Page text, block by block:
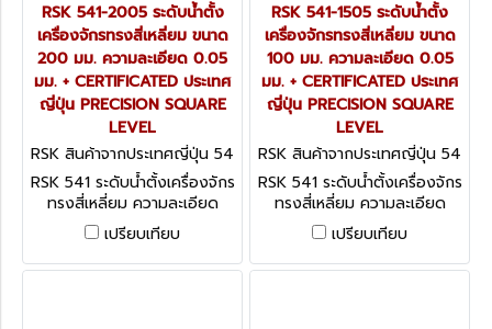
RSK 541-2005 ระดับน้ำตั้ง
เครื่องจักรทรงสี่เหลี่ยม ขนาด
200 มม. ความละเอียด 0.05
มม. + CERTIFICATED ประเทศ
ญี่ปุ่น PRECISION SQUARE
LEVEL
RSK สินค้าจากประเทศญี่ปุ่น 54
1-2005
RSK 541 ระดับน้ำตั้งเครื่องจักร
ทรงสี่เหลี่ยม ความละเอียด
0.05 มม. + CERTIFICATED
ประเทศญี่ปุ่น PRECISION
SQUARE LEVEL
เปรียบเทียบ
RSK 541-1505 ระดับน้ำตั้ง
เครื่องจักรทรงสี่เหลี่ยม ขนาด
100 มม. ความละเอียด 0.05
มม. + CERTIFICATED ประเทศ
ญี่ปุ่น PRECISION SQUARE
LEVEL
RSK สินค้าจากประเทศญี่ปุ่น 54
1-1505
RSK 541 ระดับน้ำตั้งเครื่องจักร
ทรงสี่เหลี่ยม ความละเอียด
0.05 มม. + CERTIFICATED
ประเทศญี่ปุ่น PRECISION
SQUARE LEVEL
เปรียบเทียบ